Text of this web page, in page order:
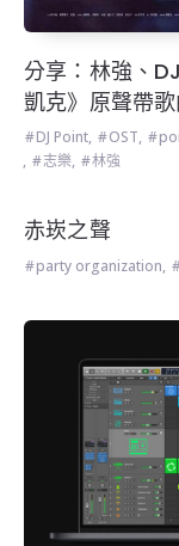
分享：林強、
凱克》原聲帶
DJ Point, OST,
,
志樂, 林強
赤崁之聲
party organization,